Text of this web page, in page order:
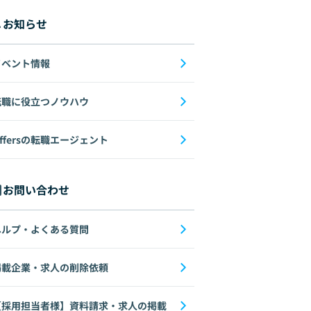
お知らせ
ント情報
に役立つノウハウ
の転職エージェント
お問い合わせ
プ・よくある質問
企業・求人の削除依頼
用担当者様】資料請求・求人の掲載